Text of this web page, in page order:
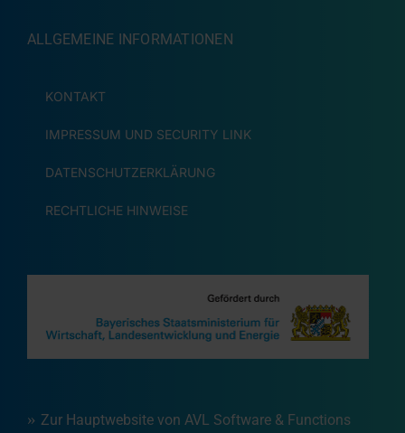
ALLGEMEINE INFORMATIONEN
KONTAKT
IMPRESSUM UND SECURITY LINK
DATENSCHUTZERKLÄRUNG
RECHTLICHE HINWEISE
Zur Hauptwebsite von AVL Software & Functions